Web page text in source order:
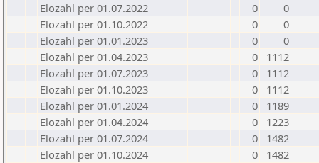
Elozahl per 01.07.2022
0
0
Elozahl per 01.10.2022
0
0
Elozahl per 01.01.2023
0
0
Elozahl per 01.04.2023
0
1112
Elozahl per 01.07.2023
0
1112
Elozahl per 01.10.2023
0
1112
Elozahl per 01.01.2024
0
1189
Elozahl per 01.04.2024
0
1223
Elozahl per 01.07.2024
0
1482
Elozahl per 01.10.2024
0
1482